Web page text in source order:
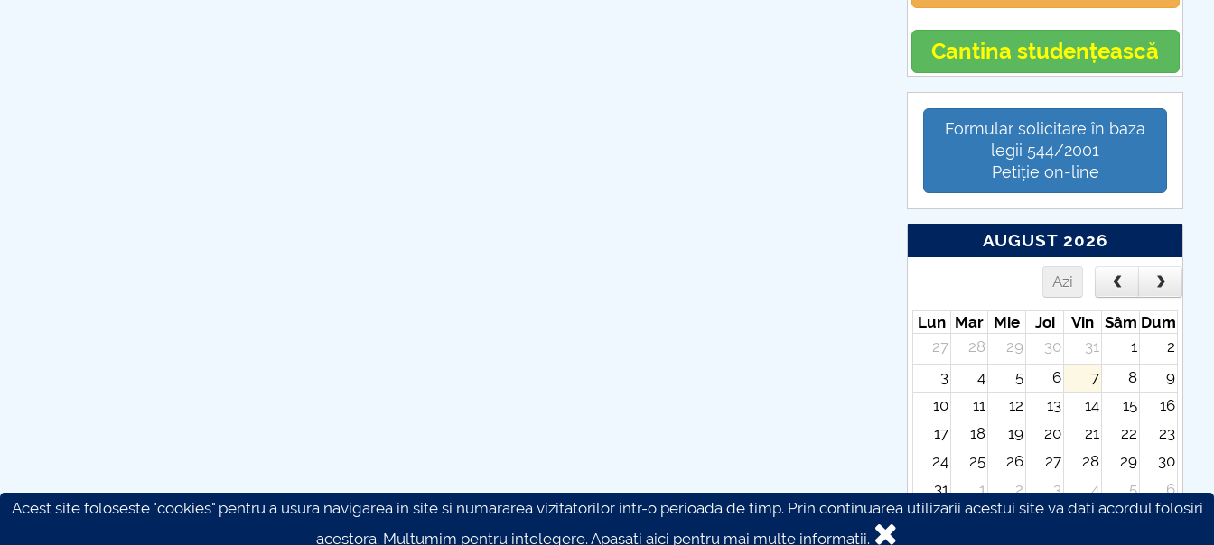
Cantina studențească
Formular solicitare în baza
legii 544/2001
Petiție on-line
AUGUST 2026
Azi
Lun Mar Mie Joi Vin Sâm Dum
27
28 29 30 31 1
2
3
4 5 6 7 8
9
10
11 12 13 14 15
16
17
18 19 20 21 22
23
24
25 26 27 28 29
30
31
1 2 3 4 5
6
Acest site foloseste "cookies" pentru a usura navigarea in site si numararea vizitatorilor intr-o perioada de timp. Prin continuarea utilizarii acestui site va dati acordul folosiri
acestora. Multumim pentru intelegere.Apasati aici pentru mai multe informatii.